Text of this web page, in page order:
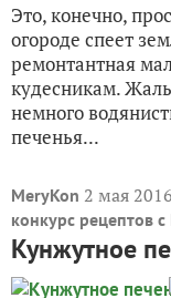
Это, конечно,
огороде спеет
ремонтантная
кудесникам.
немного
печенья...
MeryKon 2 мая
конкурс рецептов
Кунжутное